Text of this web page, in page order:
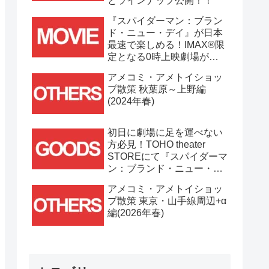
『スパイダーマン：ブラン
ド・ニュー・デイ』が日本
最速で楽しめる！IMAX®限
定となる0時上映劇場が決
アメコミ・アメトイショッ
プ散策 秋葉原～上野編
(2024年春)
初日に劇場に足を運べない
方必見！TOHO theater
STOREにて『スパイダーマ
ン：ブランド・ニュー・デ
7/31(金)11時より開始！！
アメコミ・アメトイショッ
プ散策 東京・山手線周辺+α
編(2026年春)